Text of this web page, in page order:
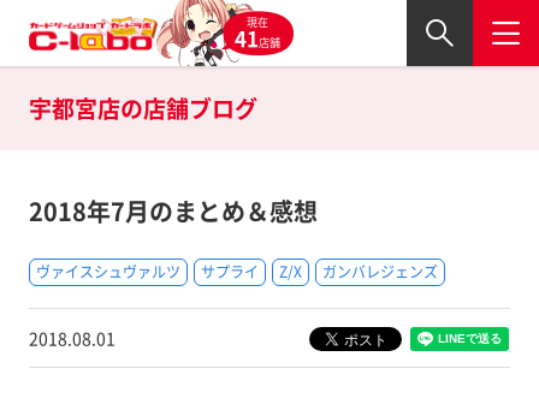
現在
41店舗
宇都宮店の店舗ブログ
2018年7月のまとめ＆感想
ヴァイスシュヴァルツ サプライ Z/X ガンバレジェンズ
2018.08.01